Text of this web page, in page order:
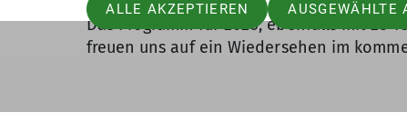
Das Programm für 2026, ebenfalls mit 23
freuen uns auf ein Wiedersehen im
ALLE AKZEPTIEREN AUSGEWÄHLTE